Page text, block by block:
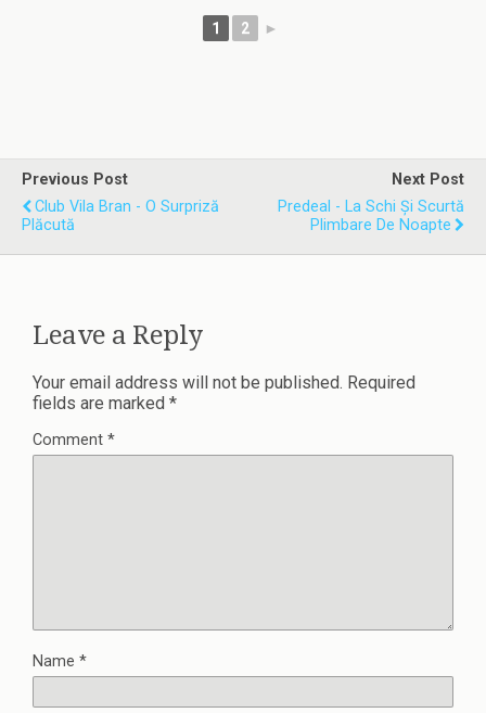
1 2 ►
Previous Post
Club Vila Bran - O Surpriză
Plăcută
Next Post
Predeal - La Schi Și Scurtă
Plimbare De Noapte
Leave a Reply
Your email address will not be published. Required
fields are marked *
Comment *
Name *